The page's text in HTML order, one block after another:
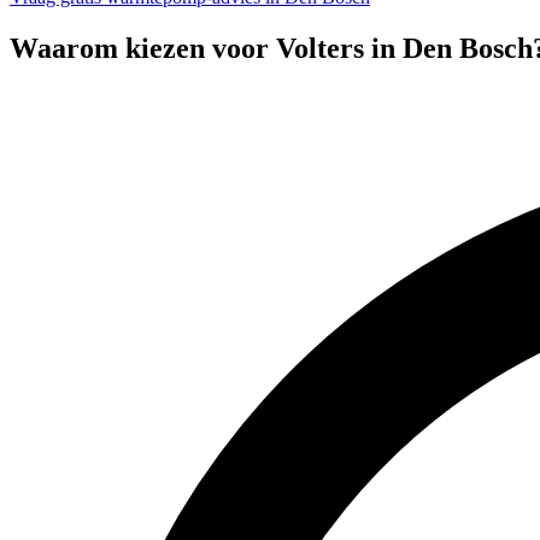
Waarom kiezen voor Volters in Den Bosch